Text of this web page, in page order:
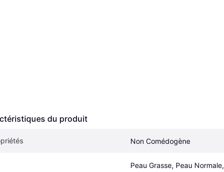
du produit
Non Comédogène
Peau Grasse, Peau Normale,